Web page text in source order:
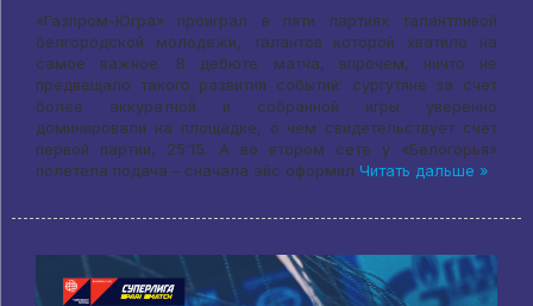
«Газпром-Югра» проиграл в пяти партиях талантливой
белгородской молодежи, талантов которой хватило на
самое важное. В дебюте матча, впрочем, ничто не
предвещало такого развития событий: сургутяне за счет
более аккуратной и собранной игры уверенно
доминировали на площадке, о чем свидетельствует счет
первой партии, 25:15. А во втором сете у «Белогорья»
полетела подача – сначала эйс оформил Читать дальше »